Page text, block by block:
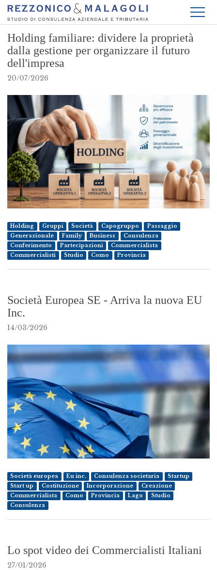
Holding familiare: dividere la proprietà
dalla gestione per organizzare il futuro
dell'impresa
20/07/2026
Holding Gruppi Società Capogruppo
Passaggio
Generazionale
Family Business
Consulenza
Conferimento
Partecipazioni
Commercialista
Commercialisti
Studio Como Provincia
Società Europea SE - Arriva la nuova EU
Inc.
14/03/2026
Società europea Eu inc. Consulenza societaria
Startup
Start up
Costituzione Incorporazione
Creazione
Commercialista
Como Provincia Lago
Studio
Consulenza
Lo spot video dei Commercialisti Italiani
27/01/2026